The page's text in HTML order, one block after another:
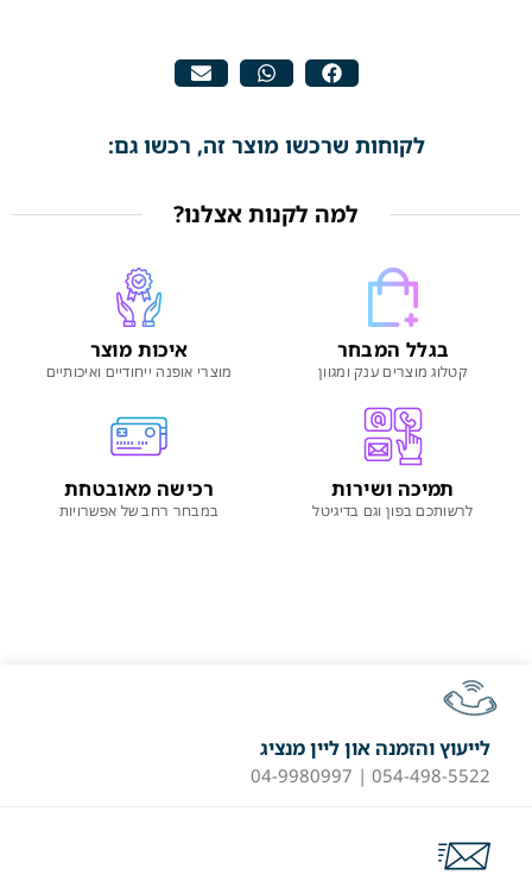
לקוחות שרכשו מוצר זה, רכשו גם:
למה לקנות אצלנו?
בגלל המבחר
קטלוג מוצרים ענק ומגוון
איכות מוצר
מוצרי אופנה ייחודיים ואיכותיים
תמיכה ושירות
לרשותכם בפון וגם בדיגיטל
רכישה מאובטחת
במבחר רחב של אפשרויות
לייעוץ והזמנה און ליין מנציג
054-498-5522 | 04-9980997